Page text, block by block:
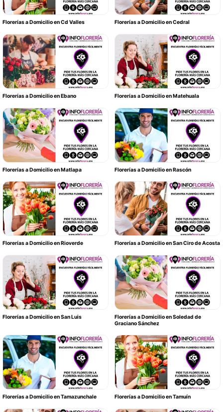
Florerías a Domicilio en Cd Valles Florerías a Domicilio en Cedral
Florerías a Domicilio en Ebano Florerías a Domicilio en Matehuala
Florerías a Domicilio en Matlapa Florerías a Domicilio en Rascón
Florerías a Domicilio en Rioverde Florerías a Domicilio en San Ciro de Acosta
Florerías a Domicilio en San Luis
Florerías a Domicilio en Soledad de
Graciano Sánchez
Florerías a Domicilio en Tamazunchale Florerías a Domicilio en Tamuín